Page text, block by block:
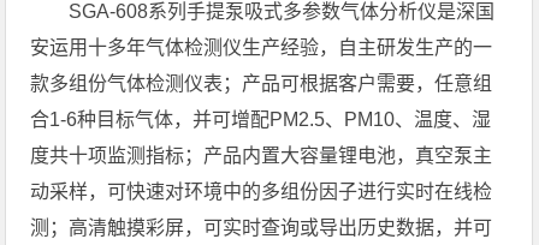
SGA-608系列手提泵吸式多参数气体分析仪是深国
安运用十多年气体检测仪生产经验，自主研发生产的一
款多组份气体检测仪表；产品可根据客户需要，任意组
合1-6种目标气体，并可增配PM2.5、PM10、温度、湿
度共十项监测指标；产品内置大容量锂电池，真空泵主
动采样，可快速对环境中的多组份因子进行实时在线检
测；高清触摸彩屏，可实时查询或导出历史数据，并可